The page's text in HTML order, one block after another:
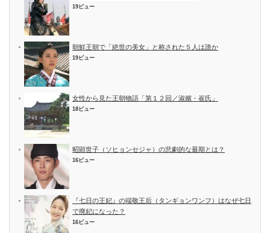
19ビュー
朝鮮王朝で「絶世の美女」と称された５人は誰か
19ビュー
女性から見た王朝物語「第１２回／淑嬪・崔氏」
18ビュー
昭顕世子（ソヒョンセジャ）の悲劇的な最期とは？
16ビュー
『七日の王妃』の端敬王后（タンギョンワンフ）はなぜ七日
で廃妃になった？
16ビュー